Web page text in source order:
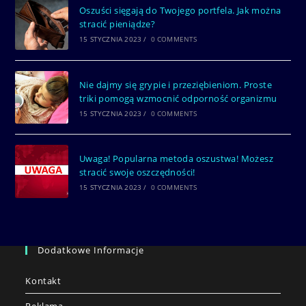
Oszuści sięgają do Twojego portfela. Jak można
stracić pieniądze?
15 STYCZNIA 2023 / 0 COMMENTS
Nie dajmy się grypie i przeziębieniom. Proste
triki pomogą wzmocnić odporność organizmu
15 STYCZNIA 2023 / 0 COMMENTS
Uwaga! Popularna metoda oszustwa! Możesz
stracić swoje oszczędności!
15 STYCZNIA 2023 / 0 COMMENTS
Dodatkowe Informacje
Kontakt